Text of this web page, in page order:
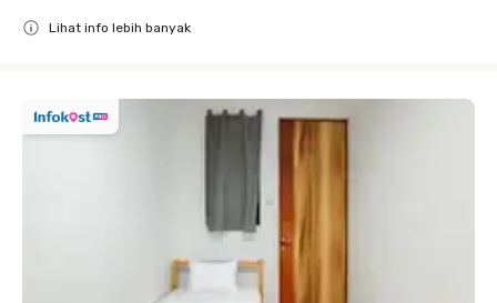
Lihat info lebih banyak